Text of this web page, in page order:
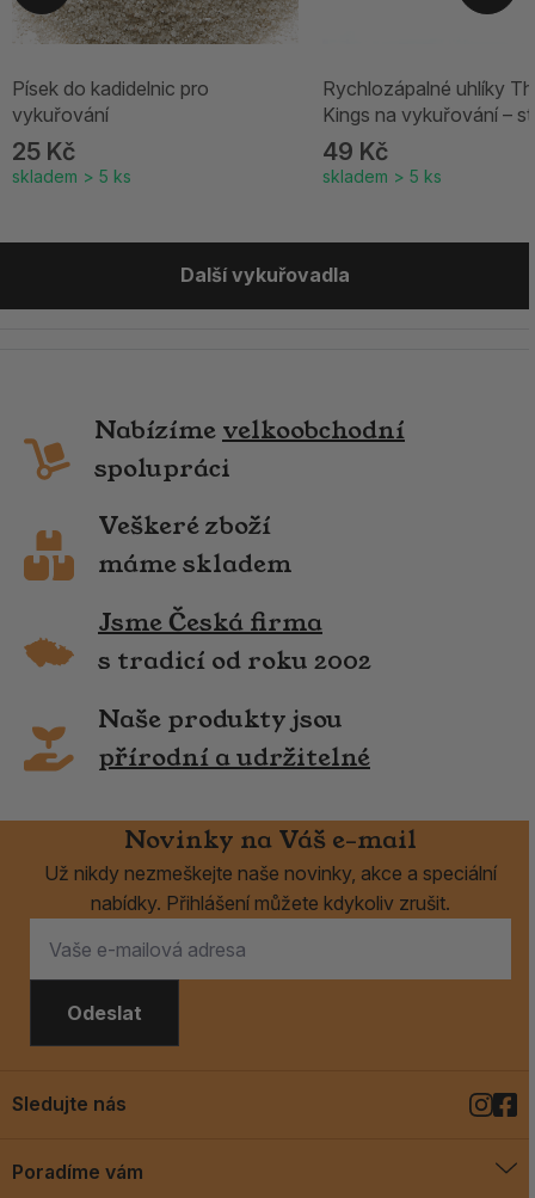
Písek do kadidelnic pro
vykuřování
25 Kč
skladem > 5 ks
Rychlozápalné uhlíky
Kings na vykuřování –
49 Kč
skladem > 5 ks
Další vykuřovadla
Nabízíme velkoobchodní
spolupráci
Veškeré zboží
máme skladem
Jsme Česká firma
s tradicí od roku 2002
Naše produkty jsou
přírodní a udržitelné
Novinky na Váš e-mail
Už nikdy nezmeškejte naše novinky, akce a speciální
nabídky. Přihlášení můžete kdykoliv zrušit.
Odeslat
Poradíme vám
Sledujte nás